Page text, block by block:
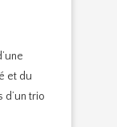
et du
d’un trio